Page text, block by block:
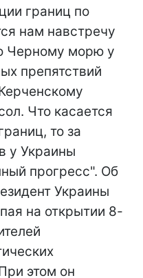
границ по
нам навстречу
Черному морю у
препятствий
Что касается
то за
у Украины
прогресс". Об
Украины
на открытии 8-
этом он